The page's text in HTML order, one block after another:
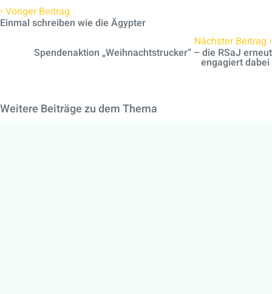
‹ Voriger Beitrag
Einmal schreiben wie die Ägypter
Nächster Beitrag ›
Spendenaktion „Weihnachtstrucker“ – die RSaJ erneut
engagiert dabei
Weitere Beiträge zu dem Thema